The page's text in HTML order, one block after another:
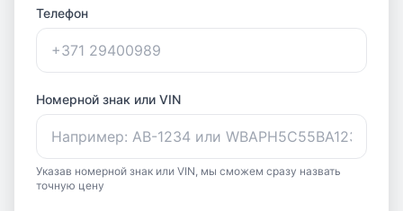
Телефон
Номерной знак или VIN
Указав номерной знак или VIN, мы сможем сразу назвать
точную цену